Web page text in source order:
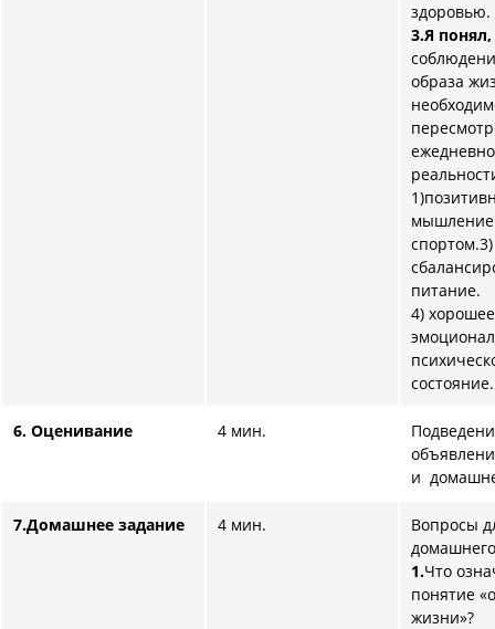
здоровью.
3.Я
образа
спортом.3)
питание.
4) хорошее
состояние.
6. Оценивание 4 мин.
и
7.Домашнее задание 4 мин.
Вопросы
1.Что
понятие
жизни»?